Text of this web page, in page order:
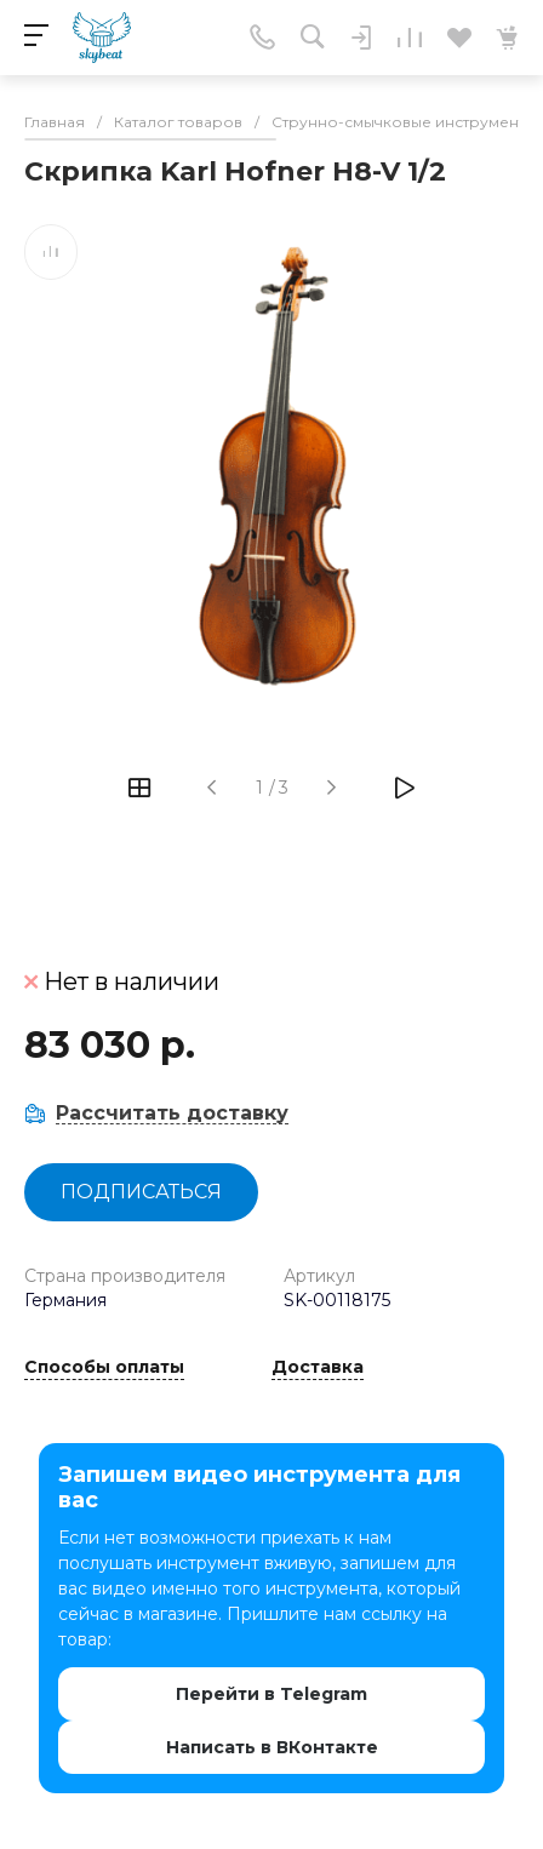
Главная / Каталог товаров / Струнно-смычковые инструменты
Скрипка Karl Hofner H8-V 1/2
1 /3
Нет в наличии
83 030 р.
Рассчитать доставку
ПОДПИСАТЬСЯ
Страна производителя
Германия
Артикул
SK-00118175
Способы оплаты Доставка
Запишем видео инструмента для
вас
Если нет возможности приехать к нам
послушать инструмент вживую, запишем для
вас видео именно того инструмента, который
сейчас в магазине. Пришлите нам ссылку на
товар:
Перейти в Telegram
Написать в ВКонтакте